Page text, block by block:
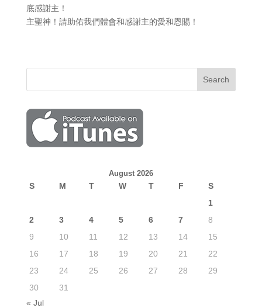
底感謝主！
主聖神！請助佑我們體會和感謝主的愛和恩賜！
August 2026
S M T W T F
S
1
2
3 4 5 6 7
8
9
10 11 12 13 14
15
16
17 18 19 20 21
22
23
24 25 26 27 28
29
30
31
« Jul